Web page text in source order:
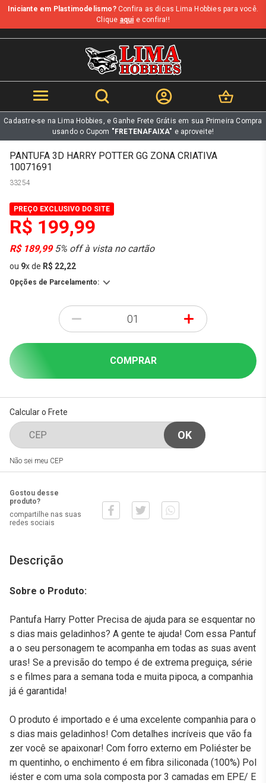
b
Iniciante em Plastimodelismo?Confira as dicas Lima Hobbies para você.
Clique aqui e confira!!
Cadastre-se na Lima Hobbies, e Ganhe Frete Grátis em sua Primeira Compra
usando o Cupom "FRETENAFAIXA" e aproveite!
PANTUFA 3D HARRY POTTER GG ZONA CRIATIVA
10071691
33254
PREÇO EXCLUSIVO DO SITE
R$ 199,99
R$ 189,995% off à vista no cartão
ou 9xde R$ 22,22
Opções de Parcelamento:
- +
COMPRAR
Calcular o Frete
Não sei meu CEP
Gostou desse
produto?
compartilhe nas suas
redes sociais
Descrição
Sobre o Produto:
Pantufa Harry Potter Precisa de ajuda para se esquentar no
s dias mais geladinhos? A gente te ajuda! Com essa Pantuf
a o seu personagem te acompanha em todas as suas avent
uras! Se a previsão do tempo é de extrema preguiça, série
s e filmes para a semana toda e muita pipoca, a companhia
já é garantida!
O produto é importado e é uma excelente companhia para o
s dias mais geladinhos! Com detalhes incríveis que vão fa
zer você se apaixonar! Com forro externo em Poliéster be
m quentinho, o enchimento é em fibra siliconada (100%) Pol
iéster e com uma sola composta por 3 camadas em EPE/ E